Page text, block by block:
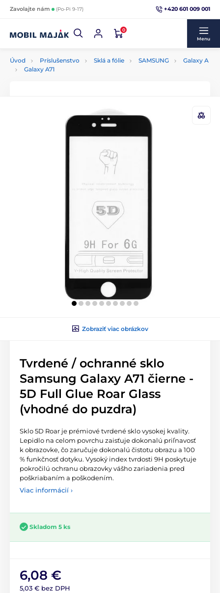
Zavolajte nám (Po-Pi 9-17) +420 601 009 001
0
Menu
Úvod Príslušenstvo Sklá a fólie SAMSUNG
Galaxy A
Galaxy A71
Zobraziť viac obrázkov
Tvrdené / ochranné sklo
Samsung Galaxy A71 čierne -
5D Full Glue Roar Glass
(vhodné do puzdra)
Sklo 5D Roar je prémiové tvrdené sklo vysokej kvality.
Lepidlo na celom povrchu zaisťuje dokonalú priľnavosť
k obrazovke, čo zaručuje dokonalú čistotu obrazu a 100
% funkčnosť dotyku. Vysoký index tvrdosti 9H poskytuje
pokročilú ochranu obrazovky vášho zariadenia pred
poškriabaním a poškodením.
Viac informácií ›
Skladom 5 ks
6,08 €
5,03 € bez DPH